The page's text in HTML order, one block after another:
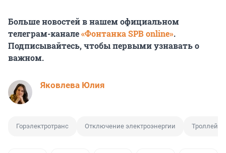
Больше новостей в нашем официальном
телеграм-канале«Фонтанка SPB online».
Подписывайтесь, чтобы первыми узнавать о
важном.
Яковлева Юлия
Горэлектротранс Отключение электроэнергии